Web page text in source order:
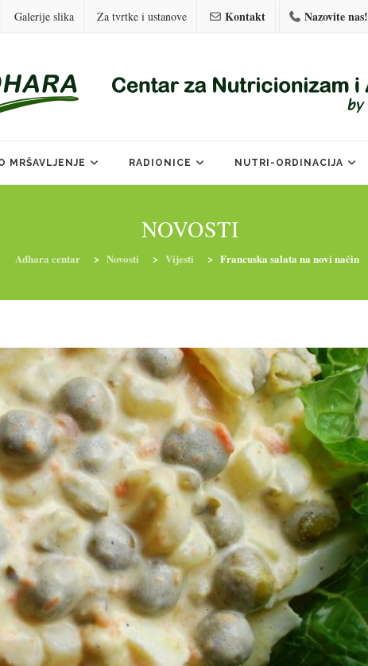
Galerije slika Za tvrtke i ustanove Kontakt Nazovite nas!
MRŠAVLJENJE RADIONICE NUTRI-ORDINACIJA
NOVOSTI
Adhara centar > Novosti > Vijesti > Francuska salata na novi način